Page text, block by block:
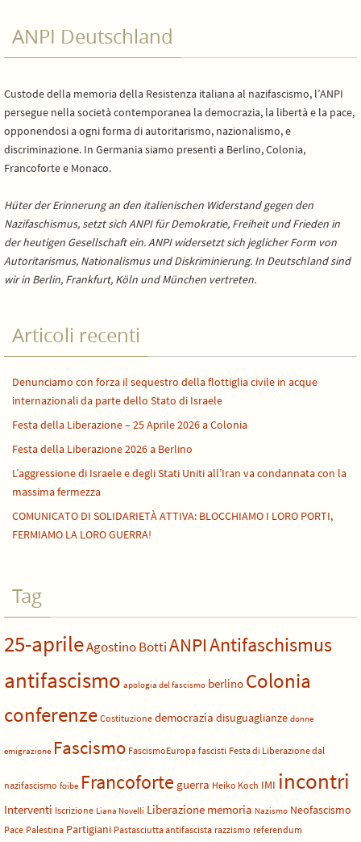
ANPI Deutschland
Custode della memoria della Resistenza italiana al nazifascismo, l’ANPI
persegue nella società contemporanea la democrazia, la libertà e la pace,
opponendosi a ogni forma di autoritarismo, nazionalismo, e
discriminazione. In Germania siamo presenti a Berlino, Colonia,
Francoforte e Monaco.
Hüter der Erinnerung an den italienischen Widerstand gegen den
Nazifaschismus, setzt sich ANPI für Demokratie, Freiheit und Frieden in
der heutigen Gesellschaft ein. ANPI widersetzt sich jeglicher Form von
Autoritarismus, Nationalismus und Diskriminierung. In Deutschland sind
wir in Berlin, Frankfurt, Köln und München vertreten.
Articoli recenti
Denunciamo con forza il sequestro della flottiglia civile in acque
internazionali da parte dello Stato di Israele
Festa della Liberazione – 25 Aprile 2026 a Colonia
Festa della Liberazione 2026 a Berlino
L’aggressione di Israele e degli Stati Uniti all’Iran va condannata con la
massima fermezza
COMUNICATO DI SOLIDARIETÀ ATTIVA: BLOCCHIAMO I LORO PORTI,
FERMIAMO LA LORO GUERRA!
Tag
25-aprileAgostino BottiANPIAntifaschismus
antifascismo apologia del fascismo berlino Colonia
conferenze Costituzione democrazia disuguaglianze donne
emigrazione Fascismo FascismoEuropa fascisti Festa di Liberazione dal
nazifascismo foibe Francoforte guerra Heiko Koch IMI incontri
Interventi Iscrizione Liana Novelli Liberazione memoria Nazismo Neofascismo
Pace Palestina Partigiani Pastasciutta antifascista razzismo referendum